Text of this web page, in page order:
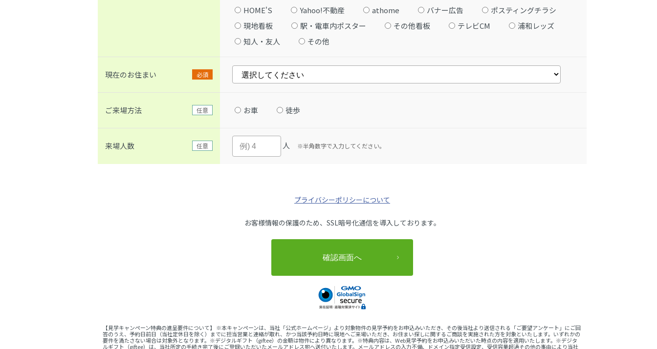
HOME'S
Yahoo!不動産 athome バナー広告
ポスティングチラシ
現地看板
駅・電車内ポスター その他看板 テレビCM
浦和レッズ
知人・友人
その他
現在のお住まい 必須
ご来場方法 任意 お車 徒歩
来場人数 任意 人 ※半角数字で入力してください。
プライバシーポリシーについて
お客様情報の保護のため、SSL暗号化通信を導入しております。
【見学キャンペーン特典の進呈要件について】 ※本キャンペーンは、当社「公式ホームページ」より対象物件の見学予約をお申込みいただき、その後当社より送信される「ご要望アンケート」にご回
答のうえ、予約日前日（当社定休日を除く）までに担当営業と連絡が取れ、かつ当該予約日時に現地へご来場いただき、お住まい探しに関するご商談を実施された方を対象といたします。いずれかの
要件を満たさない場合は対象外となります。※デジタルギフト（giftee）の金額は物件により異なります。※特典内容は、Web見学予約をお申込みいただいた時点の内容を適用いたします。※デジタ
ルギフト（giftee）は、当社所定の手続き完了後にご登録いただいたメールアドレス宛へ送付いたします。メールアドレスの入力不備、ドメイン指定受信設定、受信容量超過その他の事由により当社